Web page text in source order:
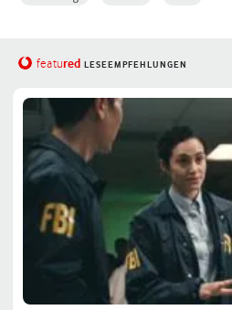
featured LESEEMPFEHLUNGEN